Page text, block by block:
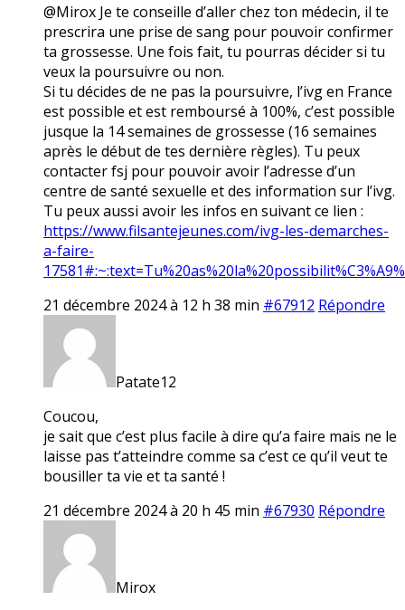
@Mirox Je te conseille d’aller chez ton médecin, il te
prescrira une prise de sang pour pouvoir confirmer
ta grossesse. Une fois fait, tu pourras décider si tu
veux la poursuivre ou non.
Si tu décides de ne pas la poursuivre, l’ivg en France
est possible et est remboursé à 100%, c’est possible
jusque la 14 semaines de grossesse (16 semaines
après le début de tes dernière règles). Tu peux
contacter fsj pour pouvoir avoir l’adresse d’un
centre de santé sexuelle et des information sur l’ivg.
Tu peux aussi avoir les infos en suivant ce lien :
https://www.filsantejeunes.com/ivg-les-demarches-
a-faire-
21 décembre 2024 à 12 h 38 min #67912 Répondre
Patate12
Coucou,
je sait que c’est plus facile à dire qu’a faire mais ne le
laisse pas t’atteindre comme sa c’est ce qu’il veut te
bousiller ta vie et ta santé !
21 décembre 2024 à 20 h 45 min #67930 Répondre
Mirox